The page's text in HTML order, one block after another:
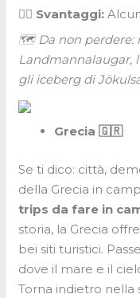
👎🏼 Svantaggi:
🗺 Da non perdere:
Landmannalaugar,
gli iceberg di
Grecia 🇬🇷
Se ti dico: città,
della Grecia in
trips da fare in
storia, la Grecia
bei siti turistici.
dove il mare e il
Torna indietro nella